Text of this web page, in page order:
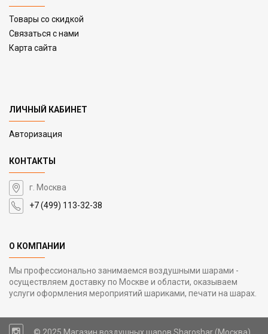
Товары со скидкой
Связаться с нами
Карта сайта
ЛИЧНЫЙ КАБИНЕТ
Авторизация
КОНТАКТЫ
г. Москва
+7 (499) 113-32-38
О КОМПАНИИ
Мы профессионально занимаемся воздушными шарами -
осуществляем доставку по Москве и области, оказываем
услуги оформления мероприятий шариками, печати на шарах.